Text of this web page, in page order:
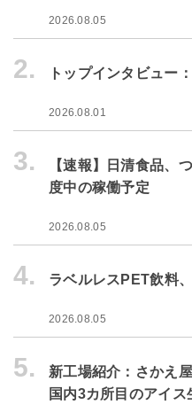
2026.08.05
2. トップインタビュー
2026.08.01
3.
【速報】日清食品
度中の稼働予定
2026.08.05
4. ラベルレスPET飲料
2026.08.05
5.
新工場紹介：さかえ
国内3カ所目のアイス